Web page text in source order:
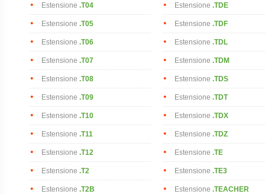
Estensione .T04
Estensione .T05
Estensione .T06
Estensione .T07
Estensione .T08
Estensione .T09
Estensione .T10
Estensione .T11
Estensione .T12
Estensione .T2
Estensione .T2B
Estensione .TDE
Estensione .TDF
Estensione .TDL
Estensione .TDM
Estensione .TDS
Estensione .TDT
Estensione .TDX
Estensione .TDZ
Estensione .TE
Estensione .TE3
Estensione .TEACHER